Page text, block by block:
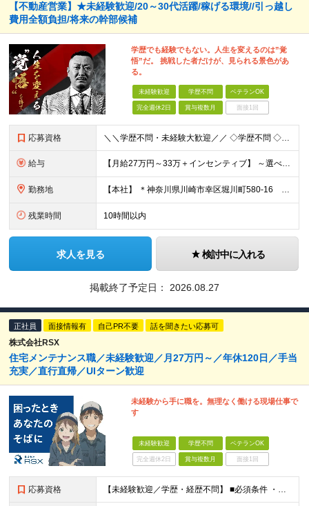
【不動産営業】★未経験歓迎/20～30代活躍/稼げる環境//引っ越し
費用全額負担/将来の幹部候補
学歴でも経験でもない。人生を変えるのは”覚
悟”だ。 挑戦した者だけが、見られる景色があ
る。
未経験歓迎 学歴不問 ベテランOK
完全週休2日 賞与複数月 面接1回
応募資格 ＼＼学歴不問・未経験大歓迎／／ ◇学歴不問 ◇社会⼈・職種・業種未経験大歓迎 ☆ー・ー・ー・ー・ー・ー・ー・ー・ー・ー・ー☆ 「今の人生を変えたい。」「本気で稼ぎたい。」 面接ではその想いを
給与 【⽉給27万円～33万＋インセンティブ】 ～選べる給与制度～ 固定給とインセンティブの割合を選択することが可能◎ ⾯接時にご相談可能です！ ￣￣￣￣￣￣￣￣￣￣￣￣￣￣￣￣￣￣￣ 月収27万円の場合
勤務地 【本社】 ＊神奈川県川崎市幸区堀川町580-16 川崎テックセンター9階 ※転勤はありません ※受動喫煙対策あり(オフィス内分煙)
残業時間 10時間以内
求人を見る 検討中に入れる
掲載終了予定日： 2026.08.27
正社員 面接情報有 自己PR不要 話を聞きたい応募可
株式会社RSX
住宅メンテナンス職／未経験歓迎／月27万円～／年休120日／手当
充実／直行直帰／UIターン歓迎
未経験から手に職を。無理なく働ける現場仕事で
す
未経験歓迎 学歴不問 ベテランOK
完全週休2日 賞与複数月 面接1回
応募資格 【未経験歓迎／学歴・経歴不問】 ■必須条件 ・普通自動車免許（AT限定可）のみ 特別なスキルや経験は一切不要。 実際に、社員の9割以上が未経験スタートです。 「工具を触ったことがない」 「現場仕